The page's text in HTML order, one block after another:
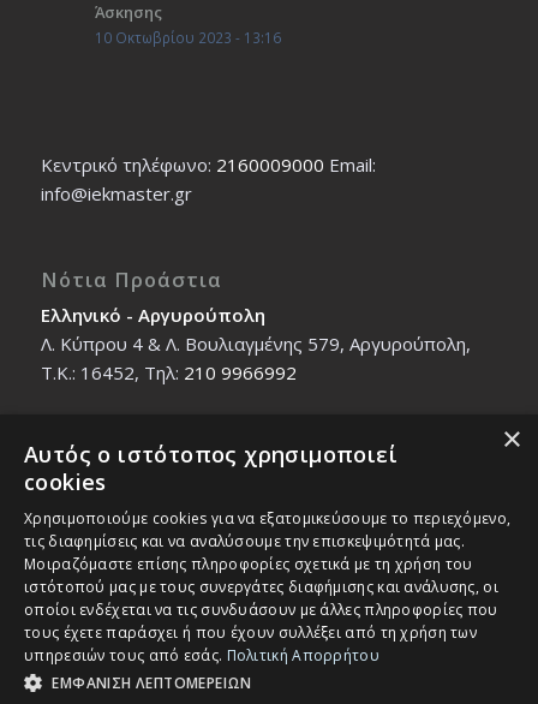
Άσκησης
10 Οκτωβρίου 2023 - 13:16
Κεντρικό τηλέφωνο: 2160009000 Εmail:
info@iekmaster.gr
Νότια Προάστια
Ελληνικό - Αργυρούπολη
Λ. Κύπρου 4 & Λ. Βουλιαγμένης 579, Αργυρούπολη,
T.K.: 16452, Τηλ: 210 9966992
Βόρεια Προάστια
Νέο Ηράκλειο - Μαρούσι
Ζαλοκώστα 18 & Εμμανουήλ Παπαδάκη 12, T.K.:
14121, Τηλ:210 2712588
© Copyright - IEK MASTER -Enfold Theme by Kriesi
×
Αυτός ο ιστότοπος χρησιμοποιεί
cookies
Χρησιμοποιούμε cookies για να εξατομικεύσουμε το περιεχόμενο,
τις διαφημίσεις και να αναλύσουμε την επισκεψιμότητά μας.
Μοιραζόμαστε επίσης πληροφορίες σχετικά με τη χρήση του
ιστότοπού μας με τους συνεργάτες διαφήμισης και ανάλυσης, οι
οποίοι ενδέχεται να τις συνδυάσουν με άλλες πληροφορίες που
τους έχετε παράσχει ή που έχουν συλλέξει από τη χρήση των
υπηρεσιών τους από εσάς. Πολιτική Απορρήτου
ΕΜΦΑΝΙΣΗ ΛΕΠΤΟΜΕΡΕΙΩΝ